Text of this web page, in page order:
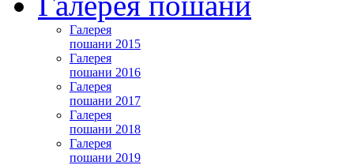
Галерея
пошани 2015
Галерея
пошани 2016
Галерея
пошани 2017
Галерея
пошани 2018
Галерея
пошани 2019